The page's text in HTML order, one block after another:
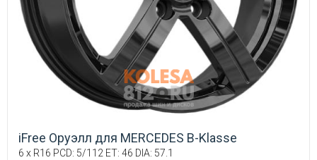
iFree Оруэлл для MERCEDES B-Klasse
6 x R16 PCD: 5/112 ET: 46 DIA: 57.1